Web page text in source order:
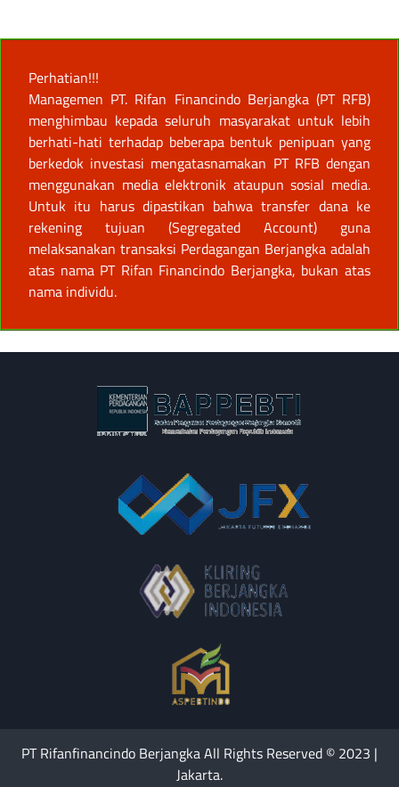
Perhatian!!!
Managemen PT. Rifan Financindo Berjangka (PT RFB)
menghimbau kepada seluruh masyarakat untuk lebih
berhati-hati terhadap beberapa bentuk penipuan yang
berkedok investasi mengatasnamakan PT RFB dengan
menggunakan media elektronik ataupun sosial media.
Untuk itu harus dipastikan bahwa transfer dana ke
rekening tujuan (Segregated Account) guna
melaksanakan transaksi Perdagangan Berjangka adalah
atas nama PT Rifan Financindo Berjangka, bukan atas
nama individu.
PT Rifanfinancindo Berjangka All Rights Reserved © 2023 |
Jakarta.